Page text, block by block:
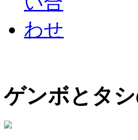
ゲンボとタ